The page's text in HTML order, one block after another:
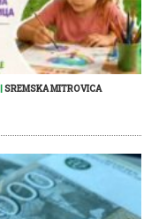
SREMSKA MITROVICA